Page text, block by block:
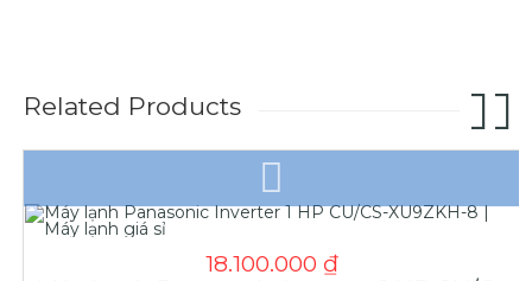
Related Products
18.100.000 ₫